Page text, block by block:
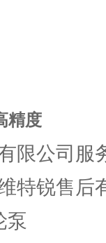
精度
限公司
特锐售后
泵